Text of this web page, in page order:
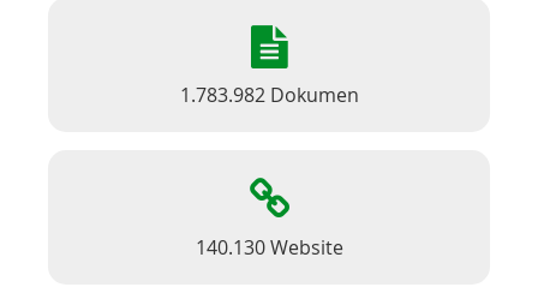
1.783.982 Dokumen
140.130 Website